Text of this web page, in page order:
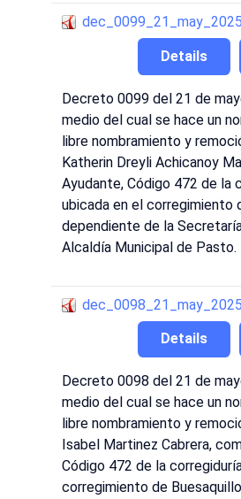
dec_0099_21_may_2025
Details
Decreto 0099 del 21 de
medio del cual se hace un
libre nombramiento y
Katherin Dreyli Achicanoy
Ayudante, Código 472 de la
ubicada en el corregimiento
dependiente de la
Alcaldía Municipal de Pasto.
dec_0098_21_may_2025
Details
Decreto 0098 del 21 de
medio del cual se hace un
libre nombramiento y
Isabel Martinez Cabrera,
Código 472 de la
corregimiento de